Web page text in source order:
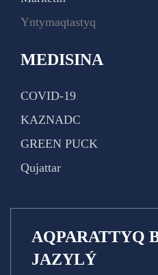
Yntymaqtastyq
MEDISINA
COVID-19
KAZNADC
GREEN PUCK
Qujattar
AQPARATTYQ
JAZYLÝ